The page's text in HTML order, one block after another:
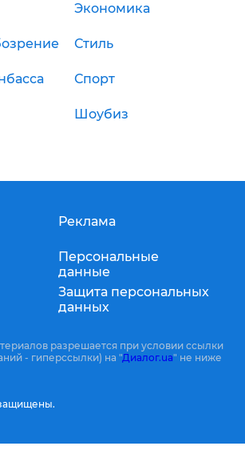
Экономика
Стиль
Спорт
Шоубиз
Реклама
Персональные
данные
Защита персональных
данных
разрешается при условии ссылки
- гиперссылки) на "Диалог.ua" не ниже